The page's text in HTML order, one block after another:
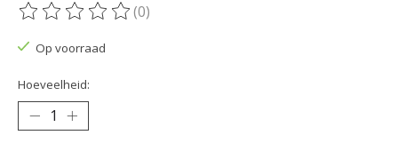
De beoordeling van dit product is
(0)
Op voorraad
Hoeveelheid: